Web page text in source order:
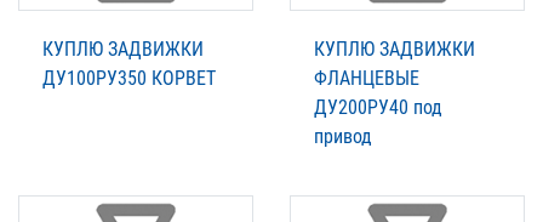
КУПЛЮ ЗАДВИЖКИ
ДУ100РУ350 КОРВЕТ
КУПЛЮ ЗАДВИЖКИ
ФЛАНЦЕВЫЕ
ДУ200РУ40 под
привод